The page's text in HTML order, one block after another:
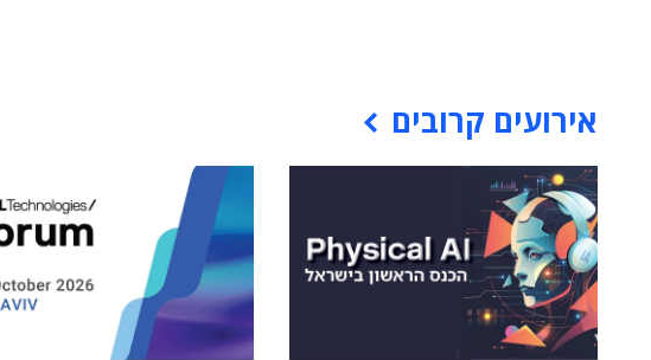
אירועים קרובים